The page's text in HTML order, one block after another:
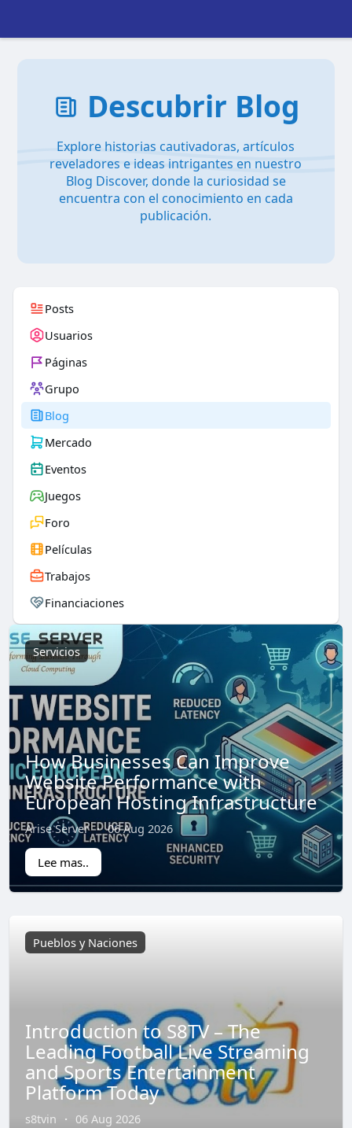
Descubrir Blog
Explore historias cautivadoras, artículos
reveladores e ideas intrigantes en nuestro
Blog Discover, donde la curiosidad se
encuentra con el conocimiento en cada
publicación.
Posts
Usuarios
Páginas
Grupo
Blog
Mercado
Eventos
Juegos
Foro
Películas
Trabajos
Financiaciones
Servicios
How Businesses Can Improve
Website Performance with
European Hosting Infrastructure
Arise Server · 06 Aug 2026
Lee mas..
Pueblos y Naciones
Introduction to S8TV – The
Leading Football Live Streaming
and Sports Entertainment
Platform Today
s8tvin · 06 Aug 2026